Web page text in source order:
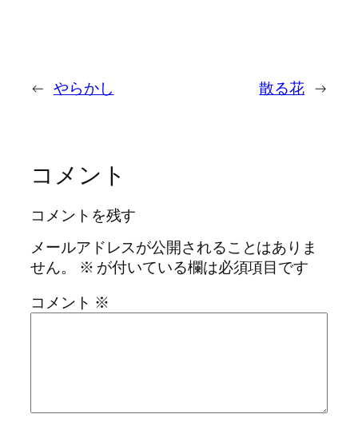
← やらかし 散る花 →
コメント
コメントを残す
メールアドレスが公開されることはありま
せん。
※ が付いている欄は必須項目です
コメント ※